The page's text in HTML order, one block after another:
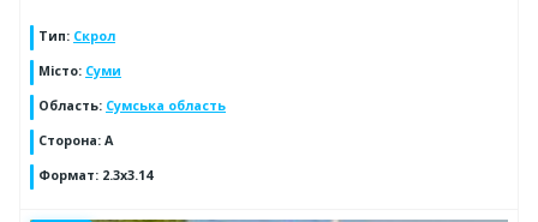
Тип: Скрол
Місто: Суми
Область: Сумська область
Сторона: A
Формат: 2.3x3.14